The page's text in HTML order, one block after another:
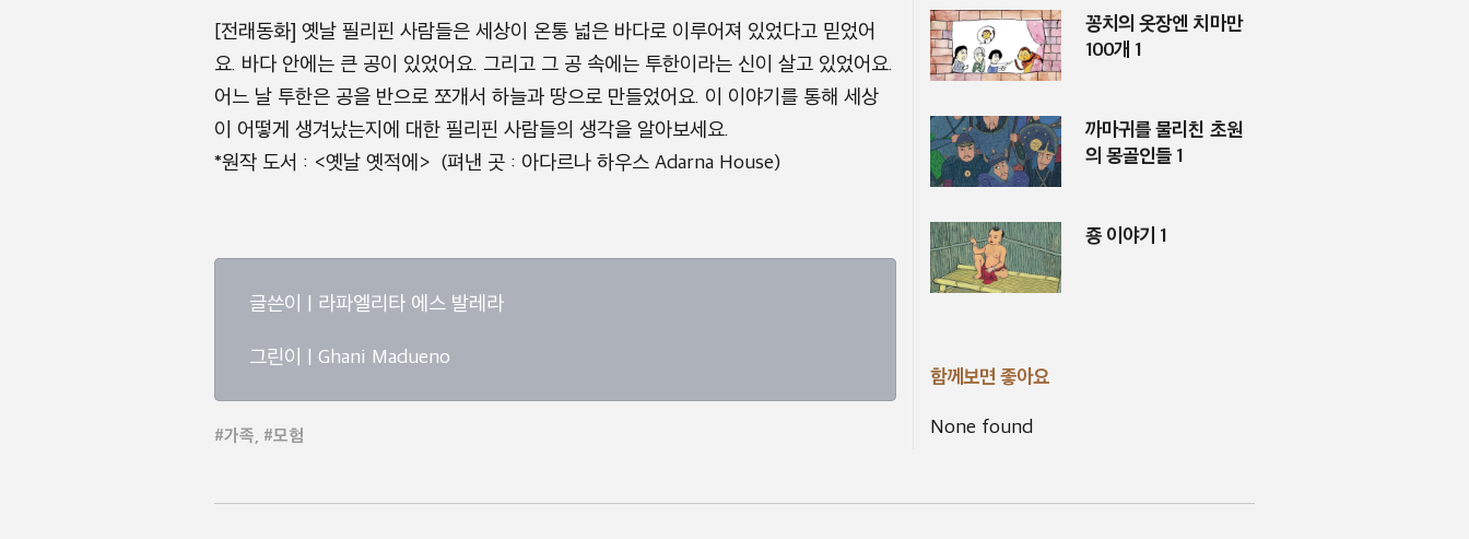
[전래동화] 옛날 필리핀 사람들은 세상이 온통 넓은 바다로 이루어져 있었다고 믿었어
요. 바다 안에는 큰 공이 있었어요. 그리고 그 공 속에는 투한이라는 신이 살고 있었어요.
어느 날 투한은 공을 반으로 쪼개서 하늘과 땅으로 만들었어요. 이 이야기를 통해 세상
이 어떻게 생겨났는지에 대한 필리핀 사람들의 생각을 알아보세요.
*원작 도서 : <옛날 옛적에> (펴낸 곳 : 아다르나 하우스 Adarna House)
글쓴이 | 라파엘리타 에스 발레라
그린이 | Ghani Madueno
#가족, #모험
꽁치의 옷장엔 치마만
100개 1
까마귀를 물리친 초원
의 몽골인들 1
죵 이야기 1
함께보면 좋아요
None found